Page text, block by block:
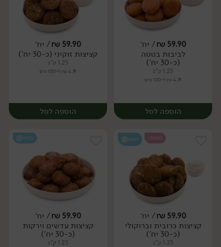
יח׳ יח׳
59.90
₪/ יח׳
לביבות בטטה
(כ-30 יח')
1.25 ק"ג
4.79 ₪ ל-100 גרם
הוספה לסל
יח׳
59.90
₪/ יח׳
קציצות זוקיני (כ-30 יח')
1.25 ק"ג
4.79 ₪ ל-100 גרם
הוספה לסל
יח׳
טבעוני קפוא
59.90
₪/ יח׳
קציצות כרובית וברוקולי
(כ-30 יח')
1.25 ק"ג
קפוא
59.90
₪/ יח׳
קציצות עדשים וירקות
(כ-30 יח')
1.25 ק"ג